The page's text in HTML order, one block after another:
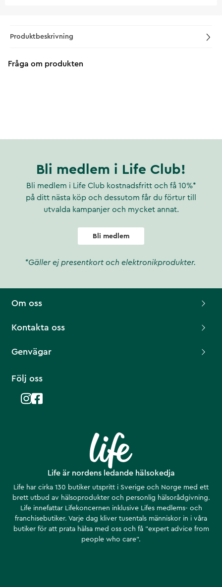
Produktbeskrivning
Fråga om produkten
Bli medlem i Life Club!
Bli medlem i Life Club kostnadsfritt och få 10%*
på ditt nästa köp och dessutom får du förtur till
utvalda kampanjer och mycket annat.
Bli medlem
*Gäller ej presentkort och elektronikprodukter.
Life är nordens ledande hälsokedja
Life har cirka 130 butiker utspritt i Sverige och Norge med ett
brett utbud av hälsoprodukter och personlig hälsorådgivning.
Life innefattar Lifekoncernen inklusive Lifes medlems- och
franchisebutiker. Varje dag kliver tusentals människor in i våra
butiker för att prata hälsa med oss och få ”expert advice from
people who care”.
Om oss
Kontakta oss
Genvägar
Följ oss